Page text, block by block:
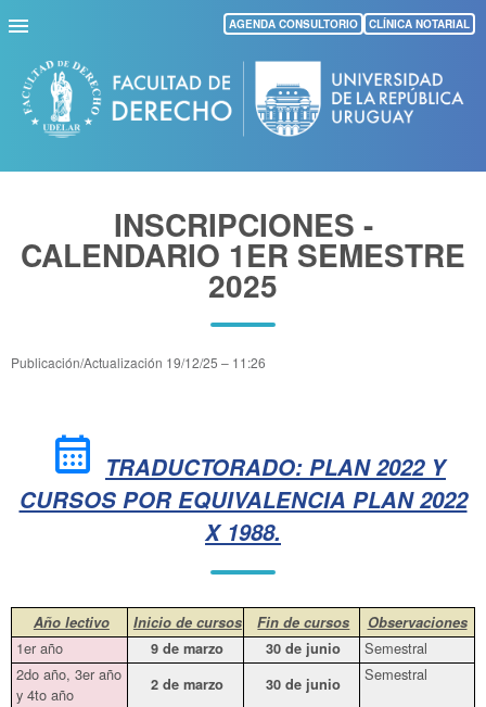
Pasar
al
contenido
principal
AGENDA CONSULTORIO CLÍNICA NOTARIAL
INSCRIPCIONES -
CALENDARIO 1ER SEMESTRE
2025
Publicación/Actualización 19/12/25 – 11:26
calendar_month TRADUCTORADO: PLAN 2022 Y
CURSOS POR EQUIVALENCIA PLAN 2022
X 1988.
Año lectivo Inicio de cursos Fin de cursos Observaciones
1er año 9 de marzo 30 de junio
Semestral
2do año, 3er año
y 4to año
2 de marzo 30 de junio Semestral